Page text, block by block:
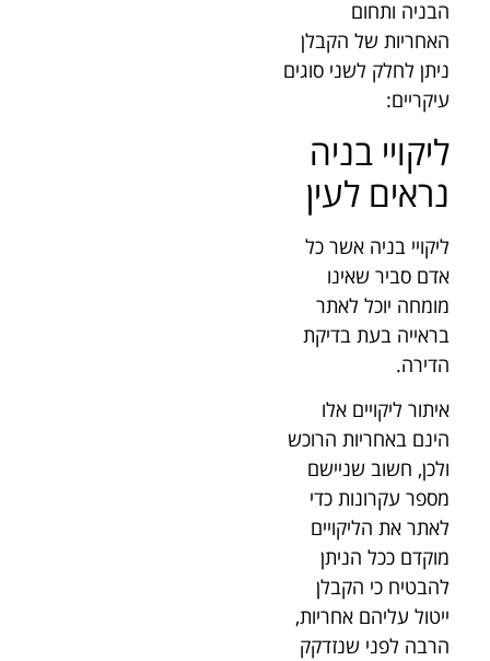
הבניה ותחום
האחריות של הקבלן
ניתן לחלק לשני סוגים
עיקריים:
ליקויי בניה
נראים לעין
ליקויי בניה אשר כל
אדם סביר שאינו
מומחה יוכל לאתר
בראייה בעת בדיקת
הדירה.
איתור ליקויים אלו
הינם באחריות הרוכש
ולכן, חשוב שניישם
מספר עקרונות כדי
לאתר את הליקויים
מוקדם ככל הניתן
להבטיח כי הקבלן
ייטול עליהם אחריות,
הרבה לפני שנזדקק